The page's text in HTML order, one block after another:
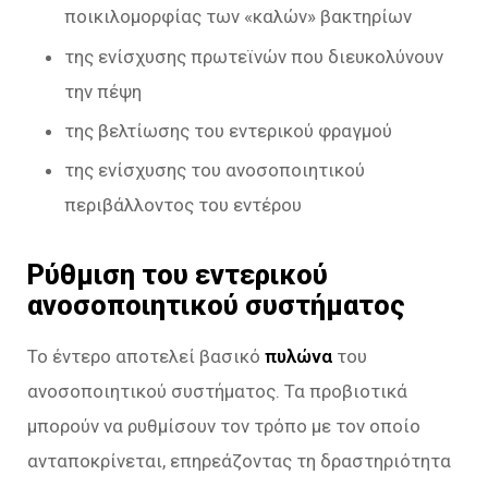
ποικιλομορφίας των «καλών» βακτηρίων
της ενίσχυσης πρωτεϊνών που διευκολύνουν
την πέψη
της βελτίωσης του εντερικού φραγμού
της ενίσχυσης του ανοσοποιητικού
περιβάλλοντος του εντέρου
Ρύθμιση του εντερικού
ανοσοποιητικού συστήματος
Το έντερο αποτελεί βασικό πυλώνα του
ανοσοποιητικού συστήματος. Τα προβιοτικά
μπορούν να ρυθμίσουν τον τρόπο με τον οποίο
ανταποκρίνεται, επηρεάζοντας τη δραστηριότητα